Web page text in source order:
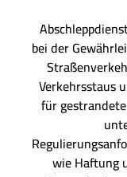
bei der
Verkehrsstaus
für
wie Haftung